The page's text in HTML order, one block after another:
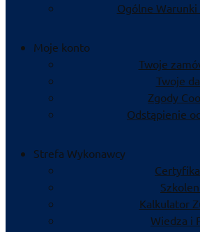
Ogólne Warunki
Moje konto
Twoje
Twoje
Zgody
Odstąpienie
Strefa Wykonawcy
Kalkulator
Wiedza i